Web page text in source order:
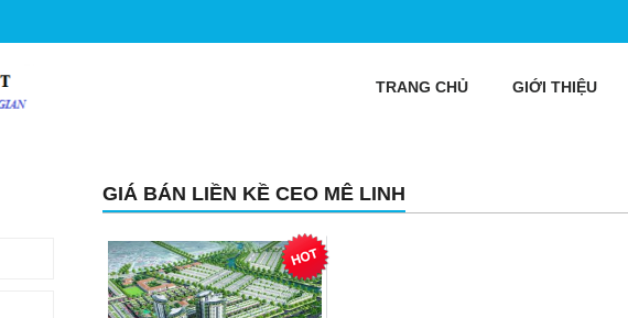
TRANG CHỦ GIỚI THIỆU
GIÁ BÁN LIỀN KỀ CEO MÊ LINH